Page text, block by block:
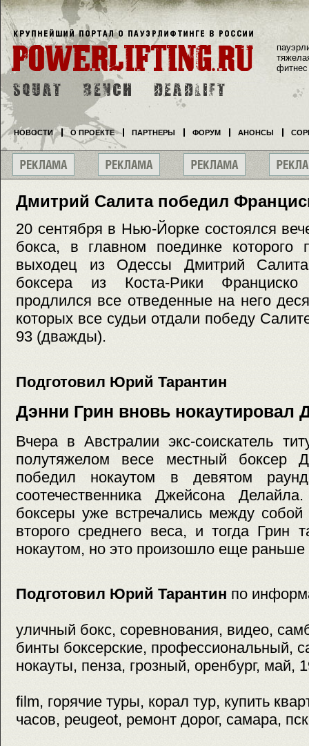
Дмитрий Салита победил
20 сентября в Нью-Йорке состоялся
бокса, в главном поединке
выходец из Одессы Дмитрий Салита
боксера из Коста-Рики
продлился все отведенные на него
которых все судьи отдали победу
93 (дважды).
Подготовил Юрий Тарантин
Дэнни Грин вновь нокаутировал
Вчера в Австралии экс-соискатель
полутяжелом весе местный боксер
победил нокаутом в девятом
соотечественника Джейсона
боксеры уже встречались между
второго среднего веса, и тогда Грин
нокаутом, но это произошло еще
Подготовил Юрий Тарантин по
уличный бокс, соревнования, видео,
бинты боксерские, профессиональный,
нокауты, пенза, грозный, оренбург, май,
film, горячие туры, корал тур, купить
часов, peugeot, ремонт дорог, самара,
фитнес
НОВОСТИ О ПРОЕКТЕ ПАРТНЕРЫ ФОРУМ АНОНСЫ